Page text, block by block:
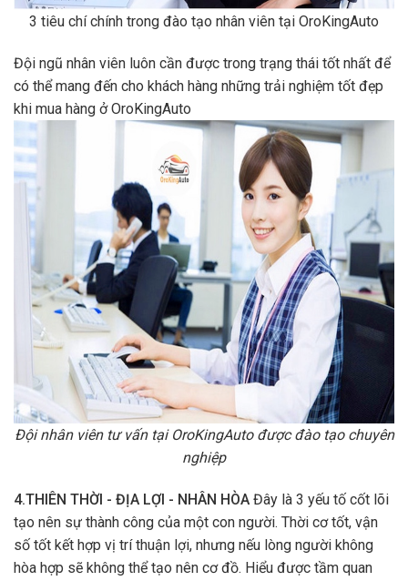
3 tiêu chí chính trong đào tạo nhân viên tại OroKingAuto
Đội ngũ nhân viên luôn cần được trong trạng thái tốt nhất để
có thể mang đến cho khách hàng những trải nghiệm tốt đẹp
khi mua hàng ở OroKingAuto
Đội nhân viên tư vấn tại OroKingAuto được đào tạo chuyên
nghiệp
4.THIÊN THỜI - ĐỊA LỢI - NHÂN HÒA Đây là 3 yếu tố cốt lõi
tạo nên sự thành công của một con người. Thời cơ tốt, vận
số tốt kết hợp vị trí thuận lợi, nhưng nếu lòng người không
hòa hợp sẽ không thể tạo nên cơ đồ. Hiểu được tầm quan